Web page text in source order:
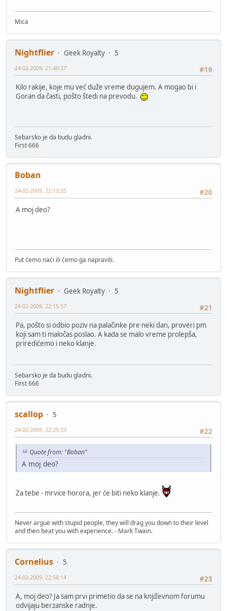
Mica
Nightflier Geek Royalty
5
#19
24-02-2009, 21:49:37
Kilo rakije, koje mu već duže vreme dugujem. A mogao bi i
Goran da časti, pošto štedi na prevodu.
Sebarsko je da budu gladni.
First 666
Boban
#20
24-02-2009, 22:13:35
A moj deo?
Put ćemo naći ili ćemo ga napraviti.
Nightflier Geek Royalty
5
#21
24-02-2009, 22:15:57
Pa, pošto si odbio poziv na palačinke pre neki dan, proveri pm
koji sam ti maločas poslao. A kada se malo vreme prolepša,
priredićemo i neko klanje.
Sebarsko je da budu gladni.
First 666
scallop
5
#22
24-02-2009, 22:29:33
Quote from: "Boban"
A moj deo?
Za tebe - mrvice horora, jer će biti neko klanje.
Never argue with stupid people, they will drag you down to their level
and then beat you with experience. - Mark Twain.
Cornelius
5
#23
24-02-2009, 22:58:14
A, moj deo? Ja sam prvi primetio da se na književnom forumu
odvijaju berzanske radnje.